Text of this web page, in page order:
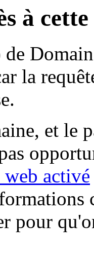
à
la
et le
web activé
pour